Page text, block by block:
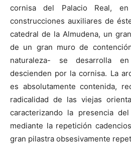
cornisa del Palacio Real,
construcciones auxiliares de
catedral de la Almudena, un
de un gran muro de
naturaleza- se desarrolla
descienden por la cornisa. La
es absolutamente contenida,
radicalidad de las viejas
caracterizando la presencia
mediante la repetición
gran pilastra obsesivamente